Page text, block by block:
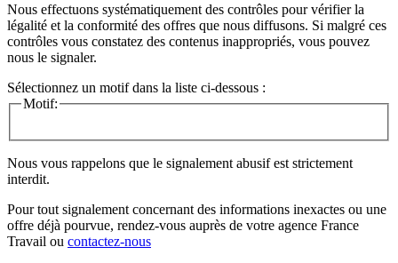
Nous effectuons systématiquement des contrôles pour vérifier la
légalité et la conformité des offres que nous diffusons. Si malgré ces
contrôles vous constatez des contenus inappropriés, vous pouvez
nous le signaler.
Sélectionnez un motif dans la liste ci-dessous :
Motif:
Nous vous rappelons que le signalement abusif est strictement
interdit.
Pour tout signalement concernant des informations inexactes ou une
offre déjà pourvue, rendez-vous auprès de votre agence France
Travail ou contactez-nous